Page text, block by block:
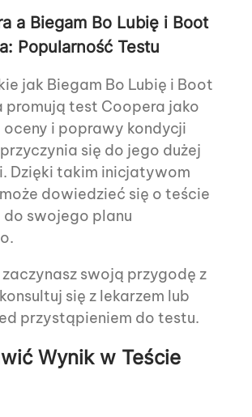
a Biegam Bo Lubię i Boot
Popularność Testu
jak Biegam Bo Lubię i Boot
promują test Coopera jako
oceny i poprawy kondycji
się do jego dużej
Dzięki takim inicjatywom
dowiedzieć się o teście
do swojego planu
swoją przygodę z
się z lekarzem lub
przystąpieniem do testu.
Wynik w Teście